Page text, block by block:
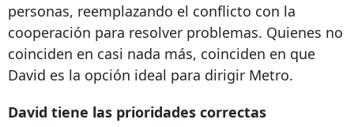
personas, reemplazando el conflicto con la
cooperación para resolver problemas. Quienes no
coinciden en casi nada más, coinciden en que
David es la opción ideal para dirigir Metro.
David tiene las prioridades correctas